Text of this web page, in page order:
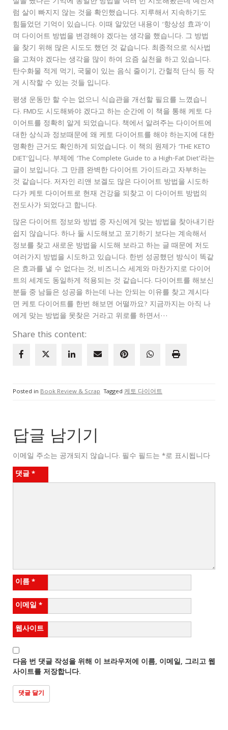
럼 살이 빠지지 않는 것을 확인했습니다. 지루해서 지속하기도
힘들었던 기억이 있습니다. 이때 알았던 내용이 ‘항상성 효과’이
며 다이어트 방법을 변경해야 겠다는 생각을 했습니다. 그 방법
을 찾기 위해 많은 시도도 했던 것 같습니다. 최종적으로 식사법
을 고쳐야 겠다는 생각을 많이 하여 요즘 실천을 하고 있습니다.
탄수화물 적게 먹기, 국물이 있는 음식 줄이기, 간헐적 단식 등 작
게 시작할 수 있는 것들 입니다.
평생 운동만 할 수는 없으니 식습관을 개선할 필요를 느꼈습니
다. FMD도 시도해봐야 겠다고 하는 순간에 이 책을 통해 케토 다
이어트를 정확히 알게 되었습니다. 책에서 알려주는 다이어트에
대한 상식과 정보때문에 왜 케토 다이어트를 해야 하는지에 대한
명확한 근거도 확인하게 되었습니다. 이 책의 원제가 ‘THE KETO
DIET’입니다. 부제에 ‘The Complete Guide to a High-Fat Diet’라는
글이 보입니다. 그 만큼 완벽한 다이어트 가이드라고 자부하는
것 같습니다. 저자인 리앤 보겔도 많은 다이어트 방법을 시도하
다가 케토 다이어트로 현재 건강을 되찾고 이 다이어트 방법의
전도사가 되었다고 합니다.
많은 다이어트 정보와 방법 중 자신에게 맞는 방법을 찾아내기란
쉽지 않습니다. 하나 둘 시도해보고 포기하기 보다는 계속해서
정보를 찾고 새로운 방법을 시도해 보라고 하는 글 때문에 저도
여러가지 방법을 시도하고 있습니다. 한번 성공했던 방식이 똑같
은 효과를 낼 수 없다는 것, 비즈니스 세계와 마찬가지로 다이어
트의 세계도 동일하게 적용되는 것 같습니다. 다이어트를 해보신
분들 중 남들은 성공을 하는데 나는 안되는 이유를 찾고 계시다
면 케토 다이어트를 한번 해보면 어떨까요? 지금까지는 아직 나
에게 맞는 방법을 못찾은 거라고 위로를 하면서···
Share this content:
Posted in Book Review & Scrap Tagged 케토 다이어트
답글 남기기
이메일 주소는 공개되지 않습니다. 필수 필드는 *로 표시됩니다
댓글*
이름*
이메일 *
웹사이트
다음 번 댓글 작성을 위해 이 브라우저에 이름, 이메일, 그리고 웹
사이트를 저장합니다.